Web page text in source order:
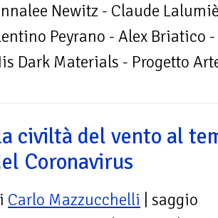
Newitz - Claude
Peyrano - Alex Briatico
Dark Materials - Progetto
civiltà del vento al
Coronavirus
Carlo Mazzucchelli | saggio